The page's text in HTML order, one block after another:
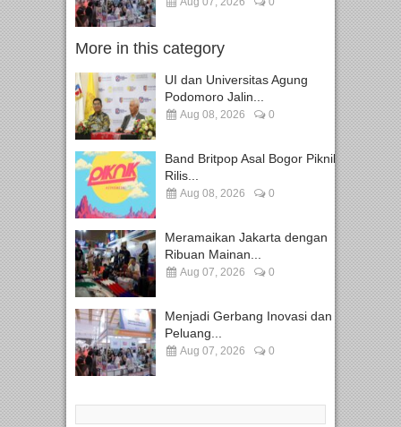
More in this category
UI dan Universitas Agung
Podomoro Jalin...
Aug 08, 2026 0
Band Britpop Asal Bogor Piknik
Rilis...
Aug 08, 2026 0
Meramaikan Jakarta dengan
Ribuan Mainan...
Aug 07, 2026 0
Menjadi Gerbang Inovasi dan
Peluang...
Aug 07, 2026 0